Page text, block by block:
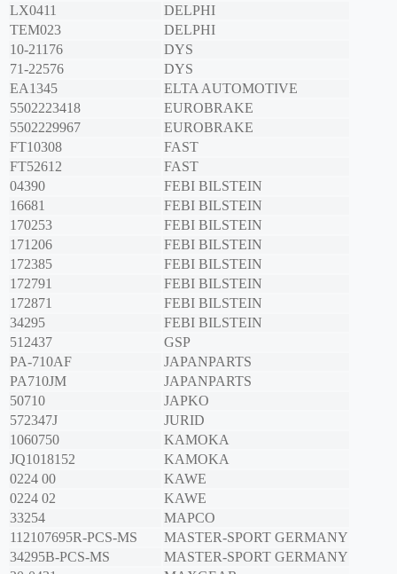
LX0411
DELPHI
TEM023
DELPHI
10-21176
DYS
71-22576
DYS
EA1345
ELTA AUTOMOTIVE
5502223418
EUROBRAKE
5502229967
EUROBRAKE
FT10308
FAST
FT52612
FAST
04390
FEBI BILSTEIN
16681
FEBI BILSTEIN
170253
FEBI BILSTEIN
171206
FEBI BILSTEIN
172385
FEBI BILSTEIN
172791
FEBI BILSTEIN
172871
FEBI BILSTEIN
34295
FEBI BILSTEIN
512437
GSP
PA-710AF
JAPANPARTS
PA710JM
JAPANPARTS
50710
JAPKO
572347J
JURID
1060750
KAMOKA
JQ1018152
KAMOKA
0224 00
KAWE
0224 02
KAWE
33254
MAPCO
112107695R-PCS-MS
MASTER-SPORT GERMANY
34295B-PCS-MS
MASTER-SPORT GERMANY